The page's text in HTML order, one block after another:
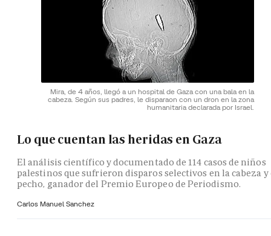
Mira, de 4 años, llegó a un hospital de Gaza con una bala en la
cabeza. Según sus padres, le disparaon con un dron en la zona
humanitaria declarada por Israel.
Lo que cuentan las heridas en Gaza
El análisis científico y documentado de 114 casos de niños
palestinos que sufrieron disparos selectivos en la cabeza y
pecho, ganador del Premio Europeo de Periodismo.
Carlos Manuel Sanchez